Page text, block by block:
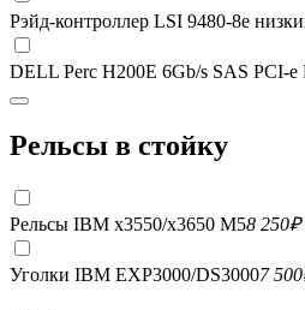
Рэйд-контроллер LSI 9480-8e
DELL Perc H200E 6Gb/s SAS PCI-e
Рельсы в стойку
Рельсы IBM x3550/x3650 M58 250₽
Уголки IBM EXP3000/DS30007 500